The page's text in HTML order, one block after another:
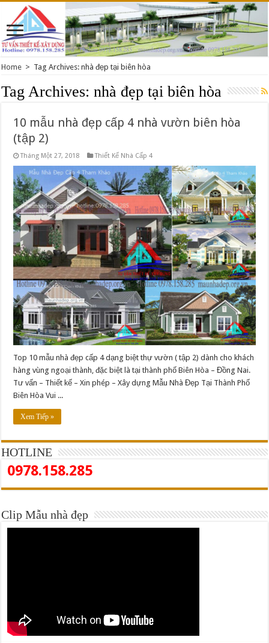
Home > Tag Archives: nhà đẹp tại biên hòa
Tag Archives:nhà đẹp tại biên hòa
10 mẫu nhà đẹp cấp 4 nhà vườn biên hòa
(tập 2)
Tháng Một 27, 2018 Thiết Kế Nhà Cấp 4
Top 10 mẫu nhà đẹp cấp 4 dạng biệt thự vườn ( tập 2) dành cho khách
hàng vùng ngoại thành, đặc biệt là tại thành phố Biên Hòa – Đồng Nai.
Tư vấn – Thiết kế – Xin phép – Xây dựng Mẫu Nhà Đẹp Tại Thành Phố
Biên Hòa Vui ...
Xem Tiếp »
HOTLINE
0978.158.285
Clip Mẫu nhà đẹp